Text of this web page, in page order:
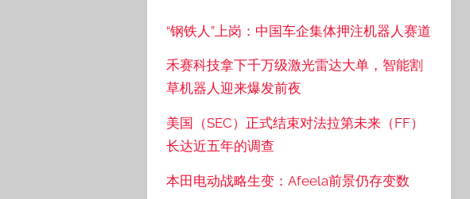
“钢铁人”上岗：中国车企集体押注机器人赛道
禾赛科技拿下千万级激光雷达大单，智能割
草机器人迎来爆发前夜
美国（SEC）正式结束对法拉第未来（FF）
长达近五年的调查
本田电动战略生变：Afeela前景仍存变数